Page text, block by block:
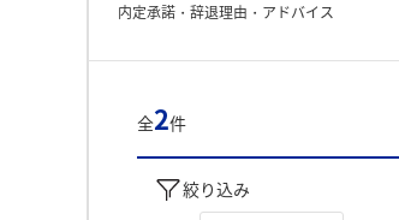
内定承諾・辞退理由・アドバイス
全2件
絞り込み